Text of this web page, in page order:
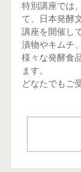
特別講座では
て、日本発酵
講座を開催し
漬物やキムチ
様々な発酵食
ます。
どなたでもご